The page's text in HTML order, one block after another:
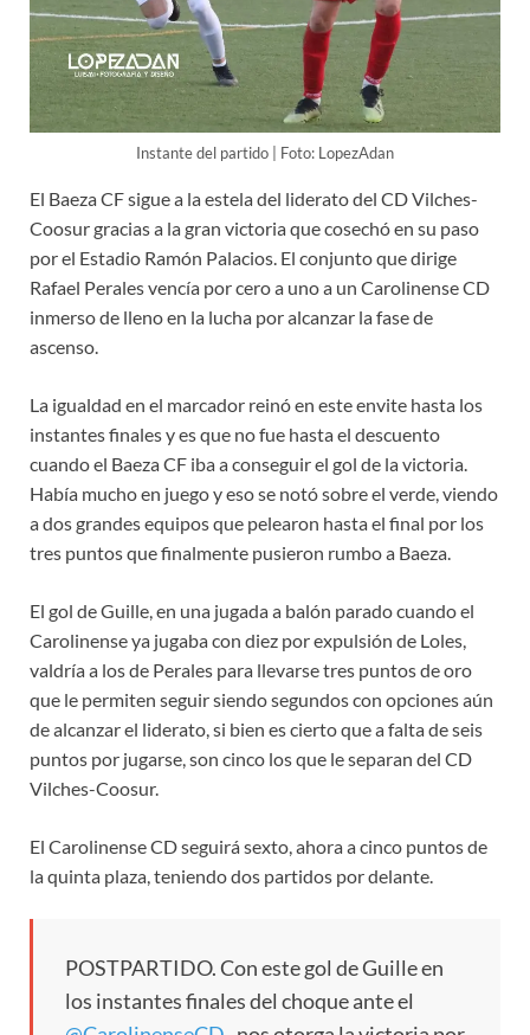
Instante del partido | Foto: LopezAdan
El Baeza CF sigue a la estela del liderato del CD Vilches-
Coosur gracias a la gran victoria que cosechó en su paso
por el Estadio Ramón Palacios. El conjunto que dirige
Rafael Perales vencía por cero a uno a un Carolinense CD
inmerso de lleno en la lucha por alcanzar la fase de
ascenso.
La igualdad en el marcador reinó en este envite hasta los
instantes finales y es que no fue hasta el descuento
cuando el Baeza CF iba a conseguir el gol de la victoria.
Había mucho en juego y eso se notó sobre el verde, viendo
a dos grandes equipos que pelearon hasta el final por los
tres puntos que finalmente pusieron rumbo a Baeza.
El gol de Guille, en una jugada a balón parado cuando el
Carolinense ya jugaba con diez por expulsión de Loles,
valdría a los de Perales para llevarse tres puntos de oro
que le permiten seguir siendo segundos con opciones aún
de alcanzar el liderato, si bien es cierto que a falta de seis
puntos por jugarse, son cinco los que le separan del CD
Vilches-Coosur.
El Carolinense CD seguirá sexto, ahora a cinco puntos de
la quinta plaza, teniendo dos partidos por delante.
POSTPARTIDO. Con este gol de Guille en
los instantes finales del choque ante el